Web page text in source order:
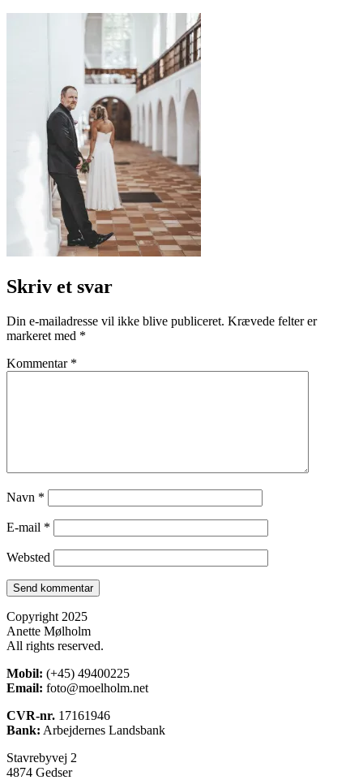
Skriv et svar
Din e-mailadresse vil ikke blive publiceret. Krævede felter er
markeret med *
Kommentar *
Navn *
E-mail *
Websted
Copyright 2025
Anette Mølholm
All rights reserved.
Mobil: (+45) 49400225
Email: foto@moelholm.net
CVR-nr. 17161946
Bank: Arbejdernes Landsbank
Stavrebyvej 2
4874 Gedser